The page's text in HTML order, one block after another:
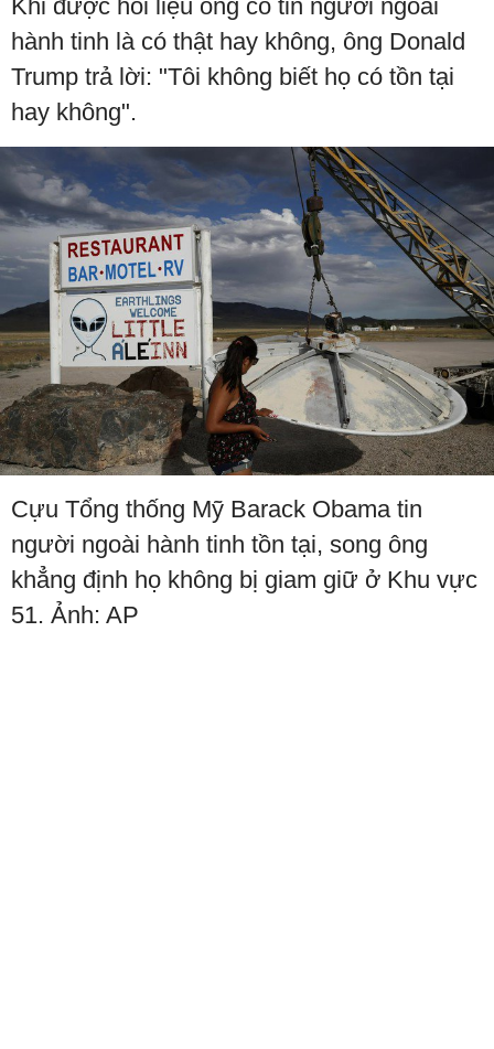
Khi được hỏi liệu ông có tin người ngoài
hành tinh là có thật hay không, ông Donald
Trump trả lời: "Tôi không biết họ có tồn tại
hay không".
Cựu Tổng thống Mỹ Barack Obama tin
người ngoài hành tinh tồn tại, song ông
khẳng định họ không bị giam giữ ở Khu vực
51. Ảnh: AP